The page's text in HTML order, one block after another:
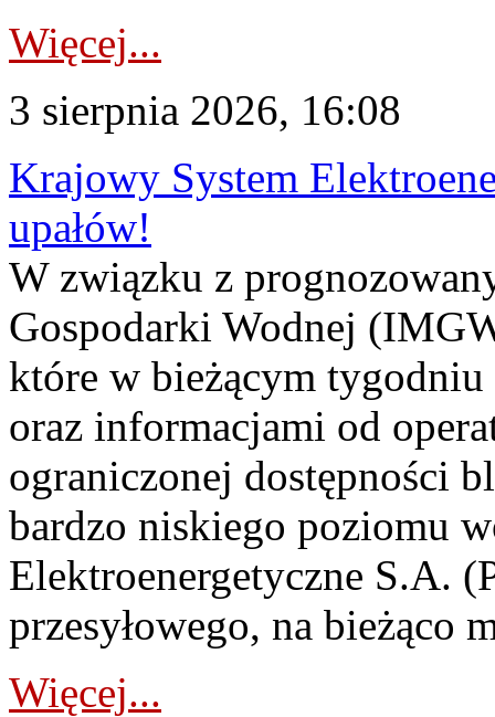
Więcej...
3 sierpnia 2026, 16:08
Krajowy System
upałów!
W związku z
Gospodarki Wodnej
które w bieżącym tygodniu
oraz informacjami od
ograniczonej dostępności
bardzo niskiego poziomu
Elektroenergetyczne S.A.
przesyłowego, na bieżąco
Więcej...